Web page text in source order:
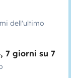
dell'ultimo
7 giorni su 7